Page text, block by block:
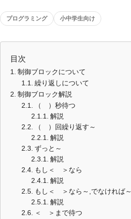
プログラミング 小中学生向け
目次
制御ブロックについて
繰り返しについて
制御ブロック解説
（ ）秒待つ
解説
（ ）回繰り返す～
解説
ずっと～
解説
もし＜ ＞なら
解説
もし＜ ＞なら～,でなければ～
解説
＜ ＞まで待つ